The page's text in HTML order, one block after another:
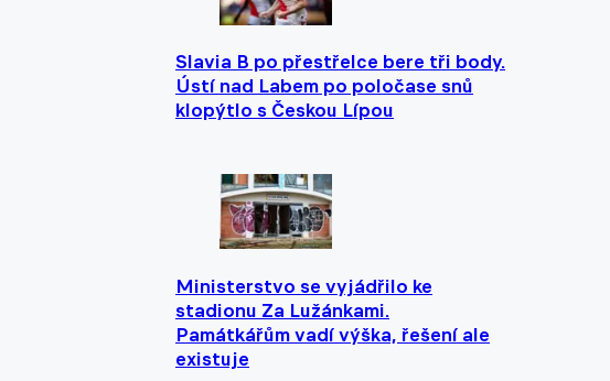
Slavia B po přestřelce bere tři body.
Ústí nad Labem po poločase snů
klopýtlo s Českou Lípou
Ministerstvo se vyjádřilo ke
stadionu Za Lužánkami.
Památkářům vadí výška, řešení ale
existuje